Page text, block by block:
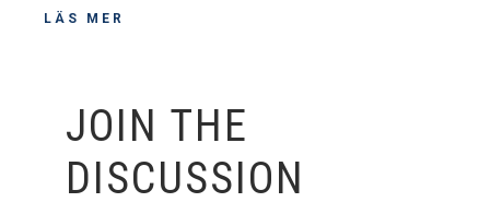
LÄS MER
JOIN THE
DISCUSSION